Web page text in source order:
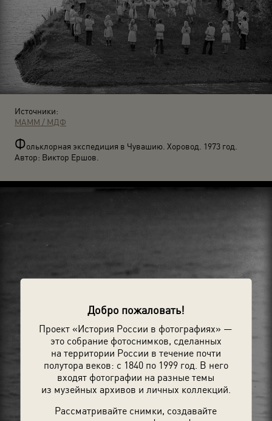
Добро пожаловать!
Проект «История России в фотографиях» —
это собрание фотоснимков, сделанных
на территории России в течение почти
полутора веков: с 1840 по 1999 год. В него
входят фотографии на разные темы
из музейных архивов и личных коллекций.
Рассматривайте снимки, создавайте
Источники:
МАММ / МДФ
Фольклорная экспедиция в Чувашию. Хоровод. 1973 год.
Автор: Виктор Ершов.